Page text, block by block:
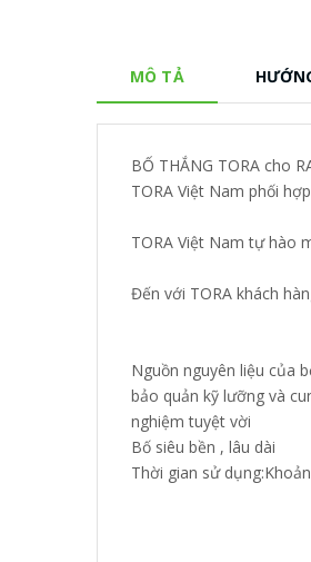
MÔ TẢ
BỐ THẮNG TORA cho
TORA Việt Nam phối
TORA Việt Nam tự hào
Đến với TORA khách
Nguồn nguyên liệu của
bảo quản kỹ lưỡng và
nghiệm tuyệt vời
Bố siêu bền , lâu dài
Thời gian sử